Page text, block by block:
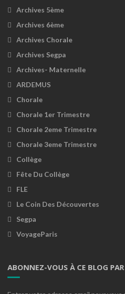
Archives 5ème
Archives 6ème
Archives Chorale
Archives Segpa
Archives- Maternelle
ARDEMUS
Chorale
Chorale 1er Trimestre
Chorale 2eme Trimestre
Chorale 3eme Trimestre
Collège
Fête Du Collège
FLE
Le Coin Des Découvertes
Segpa
VoyageParis
ABONNEZ-VOUS À CE BLOG